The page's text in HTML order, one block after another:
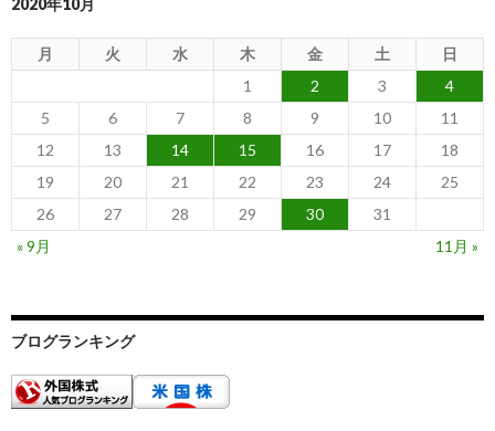
2020年10月
月 火 水 木 金 土
日
1
2 3
4
5
6 7 8 9 10
11
12
13 14 15 16 17
18
19
20 21 22 23 24
25
26
27 28 29 30
31
« 9月
11月 »
ブログランキング